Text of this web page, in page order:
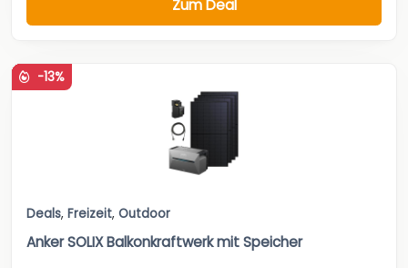
Zum Deal
-13%
Deals, Freizeit, Outdoor
Anker SOLIX Balkonkraftwerk mit Speicher